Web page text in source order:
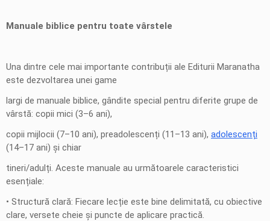
Manuale biblice pentru toate vârstele
Una dintre cele mai importante contribuții ale Editurii Maranatha
este dezvoltarea unei game
largi de manuale biblice, gândite special pentru diferite grupe de
vârstă: copii mici (3–6 ani),
copii mijlocii (7–10 ani), preadolescenți (11–13 ani), adolescenți
(14–17 ani) și chiar
tineri/adulți. Aceste manuale au următoarele caracteristici
esențiale:
• Structură clară: Fiecare lecție este bine delimitată, cu obiective
clare, versete cheie și puncte de aplicare practică.